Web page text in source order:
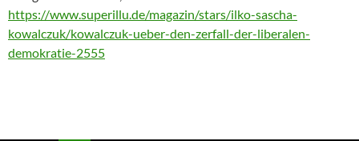
https://www.superillu.de/magazin/stars/ilko-sascha-
kowalczuk/kowalczuk-ueber-den-zerfall-der-liberalen-
demokratie-2555